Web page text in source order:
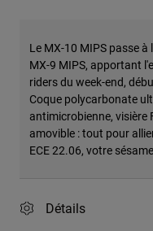
Le MX-10 MIPS passe
MX-9 MIPS, apportant
riders du week-end,
Coque polycarbonate
antimicrobienne, visière
amovible : tout pour
ECE 22.06, votre
Détails